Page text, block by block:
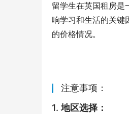
留学生在英国租房是
响学习和生活的关键
的价格情况。
注意事项：
1.地区选择：